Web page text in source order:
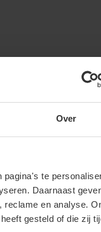
Over
pagina's te
Daarnaast
reclame en analyse.
gesteld of die zij